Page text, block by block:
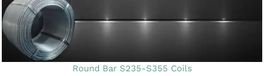
Round Bar S235-S355 Coils